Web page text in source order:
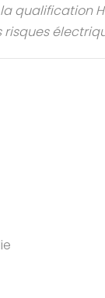
qualification